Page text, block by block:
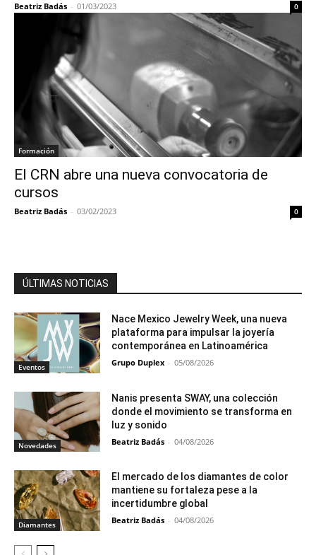
Beatriz Badás - 01/03/2023 0
Formación
El CRN abre una nueva convocatoria de
cursos
Beatriz Badás - 03/02/2023 0
ÚLTIMAS NOTICIAS
Eventos
Nace Mexico Jewelry Week, una nueva
plataforma para impulsar la joyería
contemporánea en Latinoamérica
Grupo Duplex - 05/08/2026
Novedades
Nanis presenta SWAY, una colección
donde el movimiento se transforma en
luz y sonido
Beatriz Badás - 04/08/2026
Diamantes
El mercado de los diamantes de color
mantiene su fortaleza pese a la
incertidumbre global
Beatriz Badás - 04/08/2026